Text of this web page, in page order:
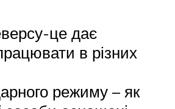
це дає
в різних
режиму – як